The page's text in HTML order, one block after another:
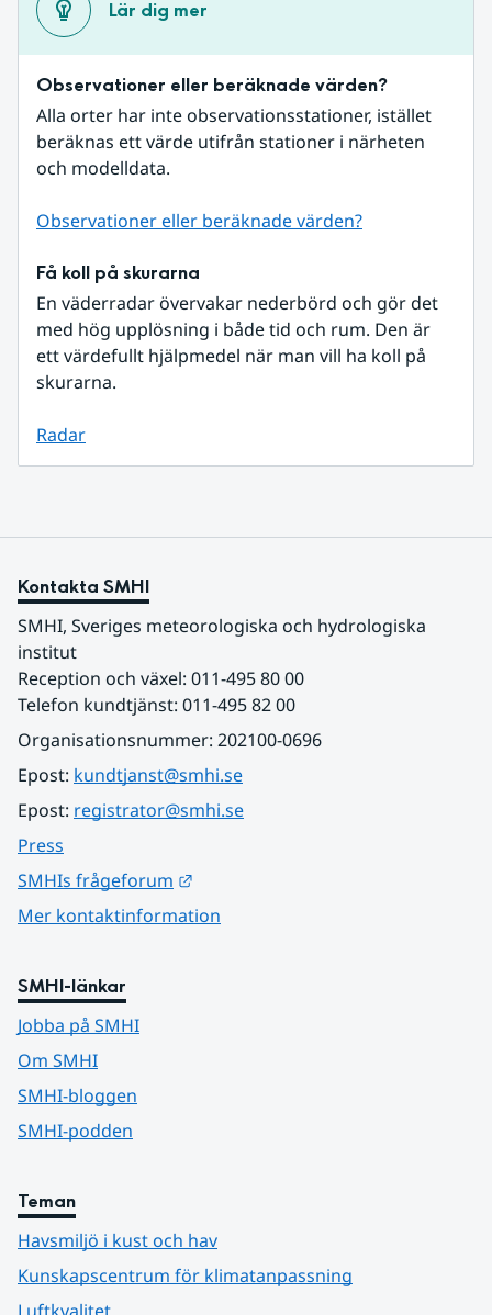
Lär dig mer
Observationer eller beräknade värden?
Alla orter har inte observationsstationer, istället
beräknas ett värde utifrån stationer i närheten
och modelldata.
Observationer eller beräknade värden?
Få koll på skurarna
En väderradar övervakar nederbörd och gör det
med hög upplösning i både tid och rum. Den är
ett värdefullt hjälpmedel när man vill ha koll på
skurarna.
Radar
Kontakta SMHI
SMHI, Sveriges meteorologiska och hydrologiska
institut
Reception och växel: 011-495 80 00
Telefon kundtjänst: 011-495 82 00
Organisationsnummer: 202100-0696
Epost: kundtjanst@smhi.se
Epost: registrator@smhi.se
Press
SMHIs frågeforum
Mer kontaktinformation
SMHI-länkar
Jobba på SMHI
Om SMHI
SMHI-bloggen
SMHI-podden
Teman
Havsmiljö i kust och hav
Kunskapscentrum för klimatanpassning